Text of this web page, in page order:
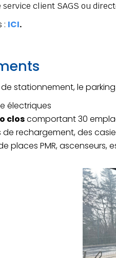
client SAGS ou
: ICI.
de stationnement, le
électriques
closcomportant 30
rechargement, des
places PMR,